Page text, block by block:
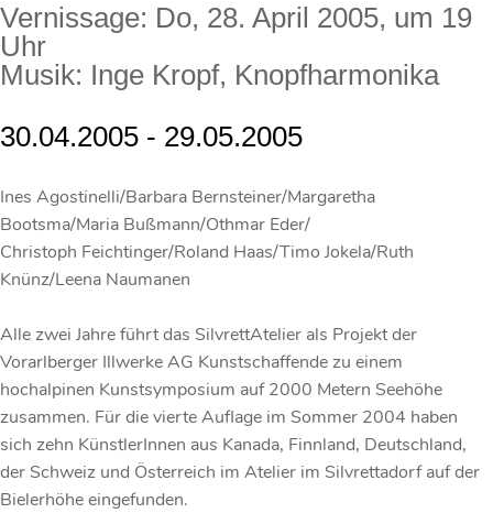
Vernissage: Do, 28. April 2005, um 19
Uhr
Musik: Inge Kropf, Knopfharmonika
30.04.2005 - 29.05.2005
Ines Agostinelli/Barbara Bernsteiner/Margaretha
Bootsma/Maria Bußmann/Othmar Eder/
Christoph Feichtinger/Roland Haas/Timo Jokela/Ruth
Knünz/Leena Naumanen
Alle zwei Jahre führt das SilvrettAtelier als Projekt der
Vorarlberger Illwerke AG Kunstschaffende zu einem
hochalpinen Kunstsymposium auf 2000 Metern Seehöhe
zusammen. Für die vierte Auflage im Sommer 2004 haben
sich zehn KünstlerInnen aus Kanada, Finnland, Deutschland,
der Schweiz und Österreich im Atelier im Silvrettadorf auf der
Bielerhöhe eingefunden.